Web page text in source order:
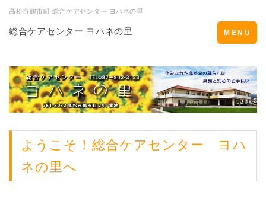
高松市鶴市町 総合ケアセンター ヨハネの里
総合ケアセンター ヨハネの里
Toggle
navigation
MENU
ようこそ！総合ケアセンター ヨハ
ネの里へ